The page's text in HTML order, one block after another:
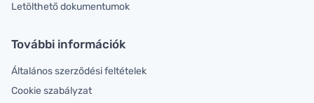
Letölthető dokumentumok
További információk
Általános szerződési feltételek
Cookie szabályzat